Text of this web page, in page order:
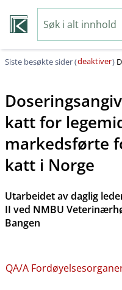
Siste besøkte sider (deaktiver)
katt for
markedsførte
katt i Norge
Utarbeidet av daglig
II ved NMBU
Bangen
QA​/​A